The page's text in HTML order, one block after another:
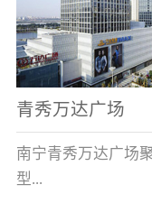
青秀万达广场
南宁青秀万达广场
型...